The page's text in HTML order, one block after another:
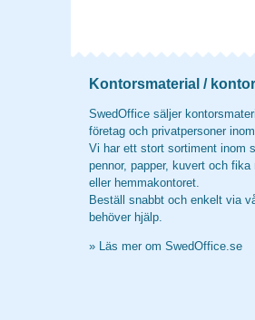
Kontorsmaterial /
SwedOffice säljer
företag och privatpersoner
Vi har ett stort sortiment inom
pennor, papper, kuvert och
eller hemmakontoret.
Beställ snabbt och enkelt via
behöver hjälp.
» Läs mer om SwedOffice.se